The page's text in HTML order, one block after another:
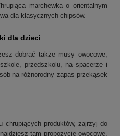
marchewka o orientalnym
dla klasycznych chipsów.
dla dzieci
dobrać także musy owocowe,
przedszkolu, na spacerze i
na różnorodny zapas przekąsek
chrupiących produktów, zajrzyj do
tam propozycje owocowe,